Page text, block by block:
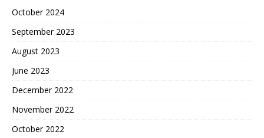
October 2024
September 2023
August 2023
June 2023
December 2022
November 2022
October 2022